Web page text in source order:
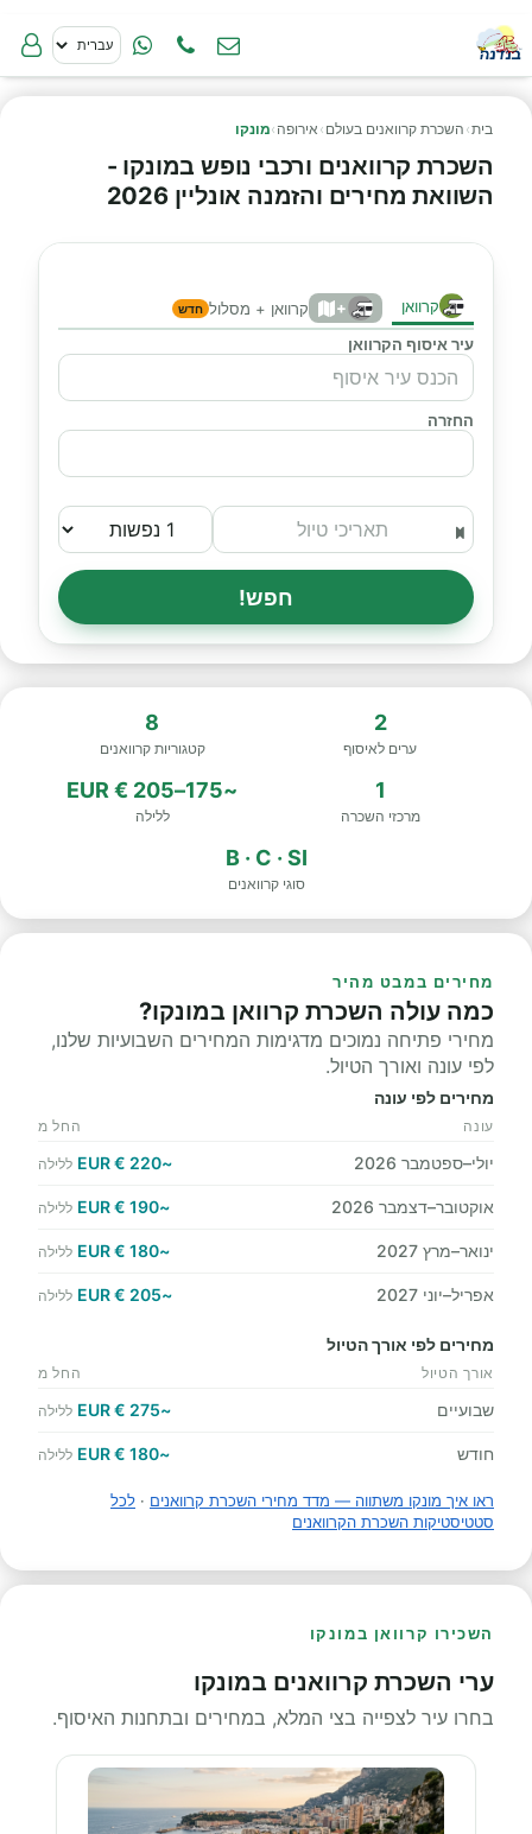
בית› השכרת קרוואנים בעולם › אירופה ›מונקו
השכרת קרוואנים ורכבי נופש במונקו -
השוואת מחירים והזמנה אונליין 2026
קרוואן + קרוואן + מסלול חדש
עיר איסוף הקרוואן
החזרה
חפש!
2
ערים לאיסוף
8
קטגוריות קרוואנים
1
מרכזי השכרה
~175–205 € EUR
ללילה
B · C · SI
סוגי קרוואנים
מחירים במבט מהיר
כמה עולה השכרת קרוואן במונקו?
מחירי פתיחה נמוכים מדגימות המחירים השבועיות שלנו,
לפי עונה ואורך הטיול.
מחירים לפי עונה
עונה החל מ
יולי–ספטמבר 2026 ~220 € EUR ללילה
אוקטובר–דצמבר 2026 ~190 € EUR ללילה
ינואר–מרץ 2027 ~180 € EUR ללילה
אפריל–יוני 2027 ~205 € EUR ללילה
מחירים לפי אורך הטיול
אורך הטיול החל מ
שבועיים ~275 € EUR ללילה
חודש ~180 € EUR ללילה
ראו איך מונקו משתווה — מדד מחירי השכרת קרוואנים · לכל
סטטיסטיקות השכרת הקרוואנים
השכירו קרוואן במונקו
ערי השכרת קרוואנים במונקו
בחרו עיר לצפייה בצי המלא, במחירים ובתחנות האיסוף.